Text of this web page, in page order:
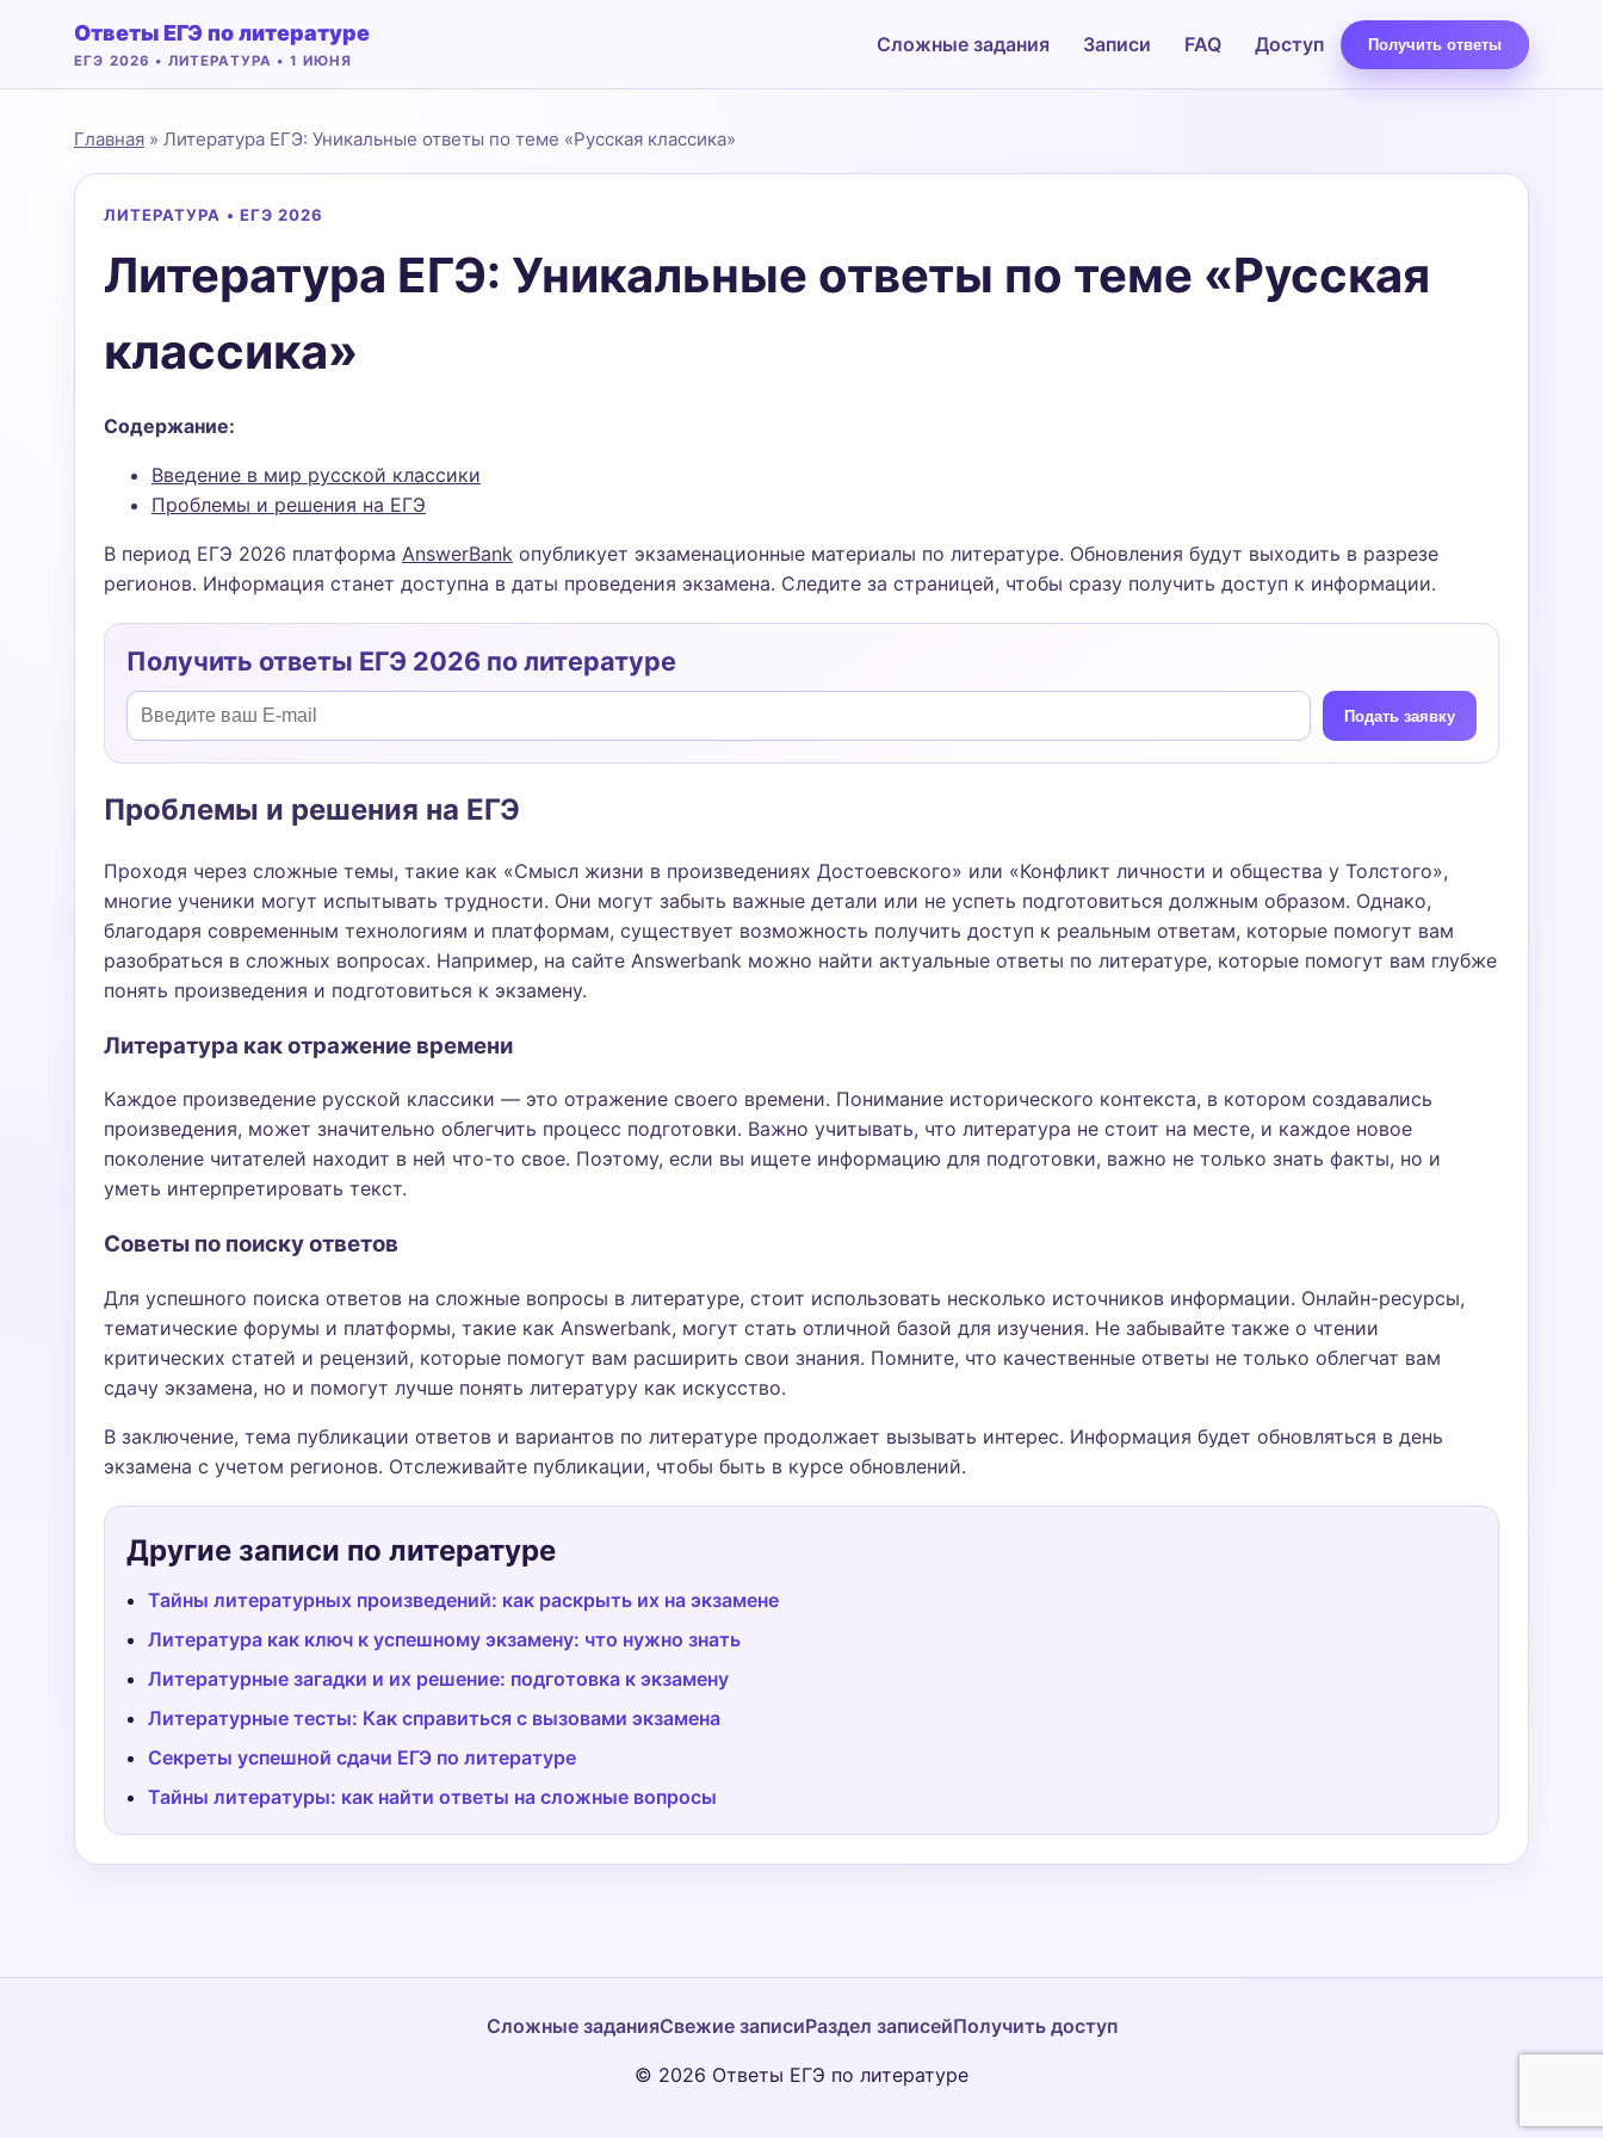
Ответы ЕГЭ по литературе
ЕГЭ 2026 • ЛИТЕРАТУРА • 1 ИЮНЯ
Сложные задания Записи FAQ Доступ Получить ответы
Подать заявку
Главная » Литература ЕГЭ: Уникальные ответы по теме «Русская классика»
ЛИТЕРАТУРА • ЕГЭ 2026
Литература ЕГЭ: Уникальные ответы по теме «Русская
классика»
Содержание:
Введение в мир русской классики
Проблемы и решения на ЕГЭ
В период ЕГЭ 2026 платформа AnswerBank опубликует экзаменационные материалы по литературе. Обновления будут выходить в разрезе
регионов. Информация станет доступна в даты проведения экзамена. Следите за страницей, чтобы сразу получить доступ к информации.
Получить ответы ЕГЭ 2026 по литературе
Подать заявку
Проблемы и решения на ЕГЭ
Проходя через сложные темы, такие как «Смысл жизни в произведениях Достоевского» или «Конфликт личности и общества у Толстого»,
многие ученики могут испытывать трудности. Они могут забыть важные детали или не успеть подготовиться должным образом. Однако,
благодаря современным технологиям и платформам, существует возможность получить доступ к реальным ответам, которые помогут вам
разобраться в сложных вопросах. Например, на сайте Answerbank можно найти актуальные ответы по литературе, которые помогут вам глубже
понять произведения и подготовиться к экзамену.
Литература как отражение времени
Каждое произведение русской классики — это отражение своего времени. Понимание исторического контекста, в котором создавались
произведения, может значительно облегчить процесс подготовки. Важно учитывать, что литература не стоит на месте, и каждое новое
поколение читателей находит в ней что-то свое. Поэтому, если вы ищете информацию для подготовки, важно не только знать факты, но и
уметь интерпретировать текст.
Советы по поиску ответов
Для успешного поиска ответов на сложные вопросы в литературе, стоит использовать несколько источников информации. Онлайн-ресурсы,
тематические форумы и платформы, такие как Answerbank, могут стать отличной базой для изучения. Не забывайте также о чтении
критических статей и рецензий, которые помогут вам расширить свои знания. Помните, что качественные ответы не только облегчат вам
сдачу экзамена, но и помогут лучше понять литературу как искусство.
В заключение, тема публикации ответов и вариантов по литературе продолжает вызывать интерес. Информация будет обновляться в день
экзамена с учетом регионов. Отслеживайте публикации, чтобы быть в курсе обновлений.
Другие записи по литературе
Тайны литературных произведений: как раскрыть их на экзамене
Литература как ключ к успешному экзамену: что нужно знать
Литературные загадки и их решение: подготовка к экзамену
Литературные тесты: Как справиться с вызовами экзамена
Секреты успешной сдачи ЕГЭ по литературе
Тайны литературы: как найти ответы на сложные вопросы
Сложные заданияСвежие записиРаздел записейПолучить доступ
© 2026 Ответы ЕГЭ по литературе